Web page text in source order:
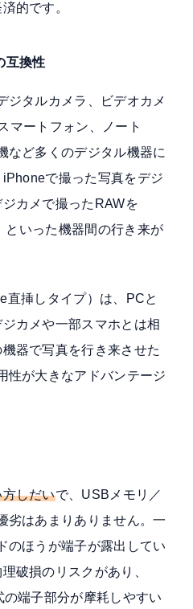
的です。
互換性
ジタルカメラ、ビデオカメ
マートフォン、ノート
など多くのデジタル機器に
で撮った写真をデジ
カメで撮ったRAWを
いった機器間の行き来が
直挿しタイプ）は、PCと
カメや一部スマホとは相
器で写真を行き来させた
性が大きなアドバンテージ
しだいで、USBメモリ／
劣はあまりありません。一
のほうが端子が露出してい
破損のリスクがあり、
端子部分が摩耗しやすい